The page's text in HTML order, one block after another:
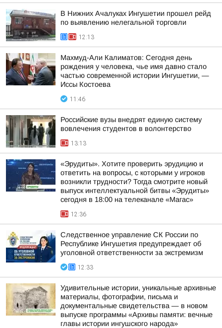
В Нижних Ачалуках Ингушетии прошел рейд
по выявлению нелегальной торговли
12:13
Махмуд-Али Калиматов: Сегодня день
рождения у человека, чье имя давно стало
частью современной истории Ингушетии, —
Иссы Костоева
11:46
Российские вузы внедрят единую систему
вовлечения студентов в волонтерство
13:13
«Эрудиты». Хотите проверить эрудицию и
ответить на вопросы, с которыми у игроков
возникли трудности? Тогда смотрите новый
выпуск интеллектуальной битвы «Эрудиты»
сегодня в 18:00 на телеканале «Магас»
12:36
Следственное управление СК России по
Республике Ингушетия предупреждает об
уголовной ответственности за экстремизм
12:33
Удивительные истории, уникальные архивные
материалы, фотографии, письма и
документальные свидетельства — в новом
выпуске программы «Архивы памяти: вечные
главы истории ингушского народа»